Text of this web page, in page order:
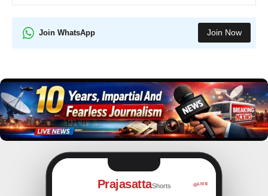
Join WhatsApp Join Now
PrajasattaShorts LIVE